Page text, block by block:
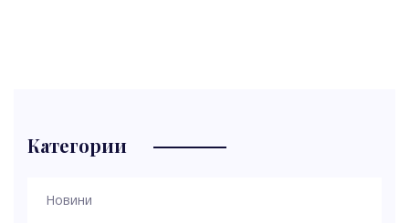
Категории
Новини